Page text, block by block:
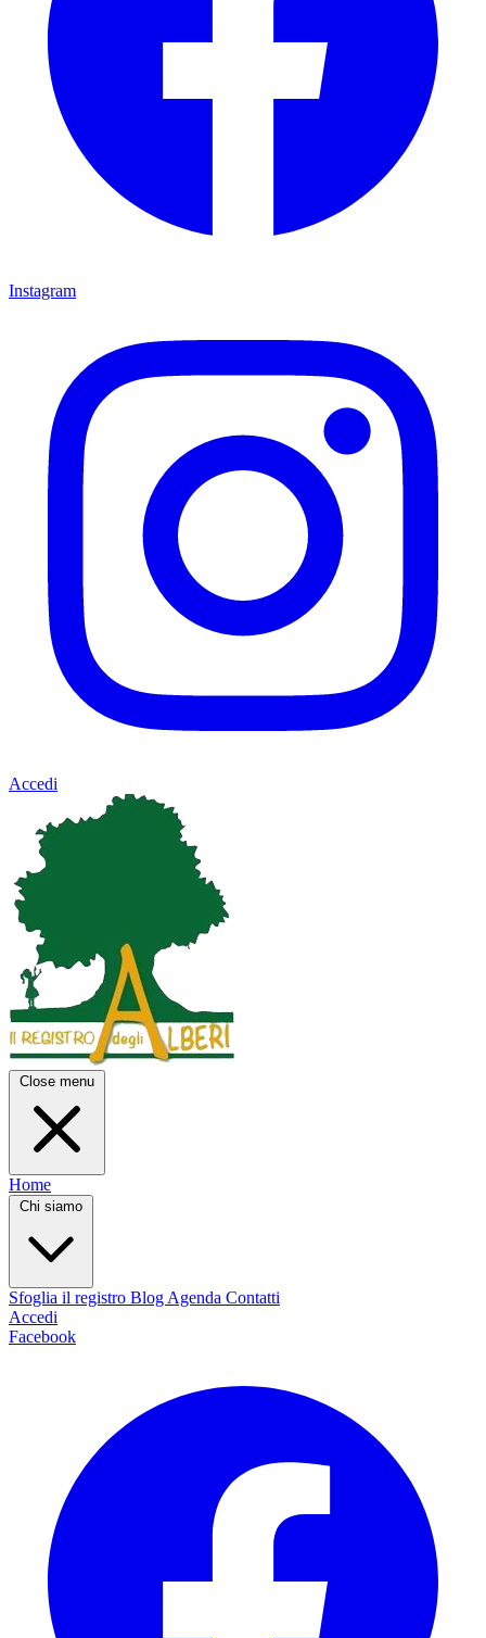
Instagram
Accedi
Close menu
Home
Chi siamo
Sfoglia il registro Blog Agenda Contatti
Accedi
Facebook